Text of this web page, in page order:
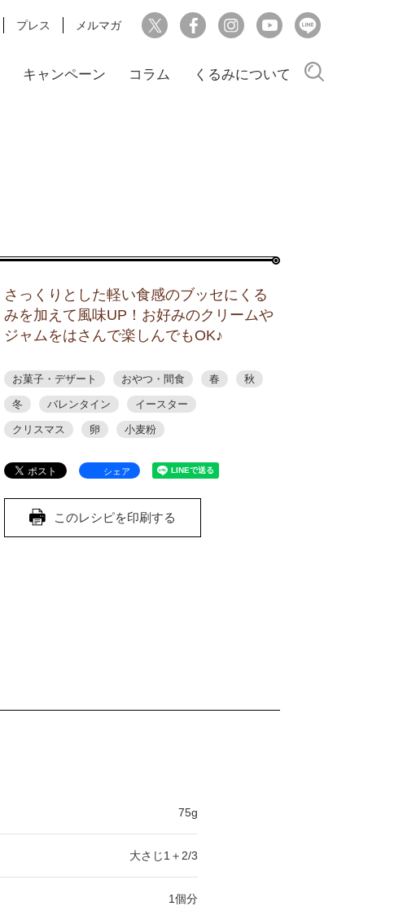
プレス メルマガ
キャンペーン コラム くるみについて
さっくりとした軽い食感のブッセにくる
みを加えて風味UP！お好みのクリームや
ジャムをはさんで楽しんでもOK♪
お菓子・デザート おやつ・間食 春 秋
冬 バレンタイン イースター
クリスマス 卵 小麦粉
シェア
このレシピを印刷する
75g
大さじ1＋2/3
1個分